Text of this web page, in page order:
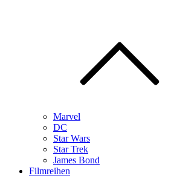
Marvel
DC
Star Wars
Star Trek
James Bond
Filmreihen